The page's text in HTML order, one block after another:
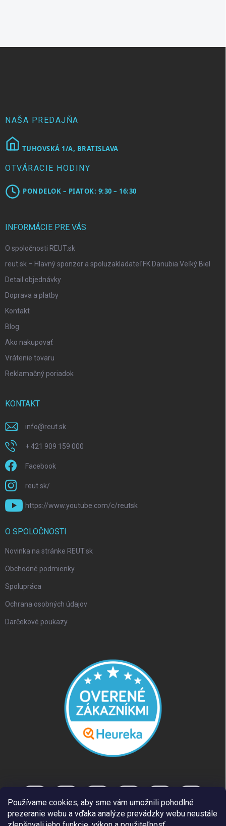
Používame cookies, aby sme vám umožnili pohodlné
prezeranie webu a vďaka analýze prevádzky webu neustále
NAŠA PREDAJŇA
TUHOVSKÁ 1/A, BRATISLAVA
OTVÁRACIE HODINY
PONDELOK – PIATOK: 9:30 – 16:30
INFORMÁCIE PRE VÁS
O spoločnosti REUT.sk
reut.sk – Hlavný sponzor a spoluzakladateľ FK Danubia Veľký Biel
Detail objednávky
Doprava a platby
Kontakt
Blog
Ako nakupovať
Vrátenie tovaru
Reklamačný poriadok
KONTAKT
info@reut.sk
+ 421 909 159 000
Facebook
reut.sk/
https://www.youtube.com/c/reutsk
O SPOLOČNOSTI
Novinka na stránke REUT.sk
Obchodné podmienky
Spolupráca
Ochrana osobných údajov
Darčekové poukazy